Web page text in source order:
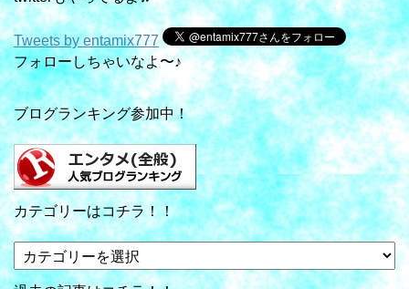
Tweets by entamix777
フォローしちゃいなよ〜♪
ブログランキング参加中！
カテゴリーはコチラ！！
カ
テ